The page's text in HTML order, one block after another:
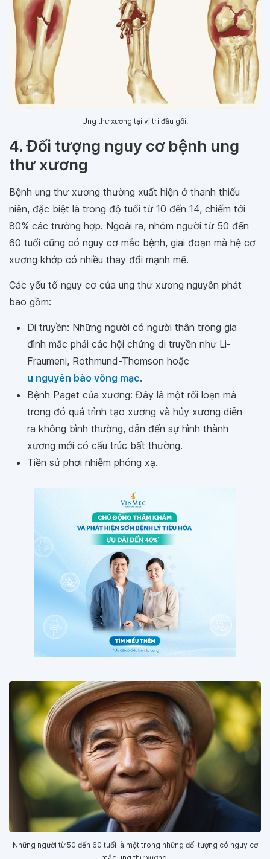
Ung thư xương tại vị trí đầu gối.
4. Đối tượng nguy cơ bệnh ung
thư xương
Bệnh ung thư xương thường xuất hiện ở thanh thiếu
niên, đặc biệt là trong độ tuổi từ 10 đến 14, chiếm tới
80% các trường hợp. Ngoài ra, nhóm người từ 50 đến
60 tuổi cũng có nguy cơ mắc bệnh, giai đoạn mà hệ cơ
xương khớp có nhiều thay đổi mạnh mẽ.
Các yếu tố nguy cơ của ung thư xương nguyên phát
bao gồm:
Di truyền: Những người có người thân trong gia
đình mắc phải các hội chứng di truyền như Li-
Fraumeni, Rothmund-Thomson hoặc
u nguyên bào võng mạc.
Bệnh Paget của xương: Đây là một rối loạn mà
trong đó quá trình tạo xương và hủy xương diễn
ra không bình thường, dẫn đến sự hình thành
xương mới có cấu trúc bất thường.
Tiền sử phơi nhiễm phóng xạ.
Những người từ 50 đến 60 tuổi là một trong những đối tượng có nguy cơ